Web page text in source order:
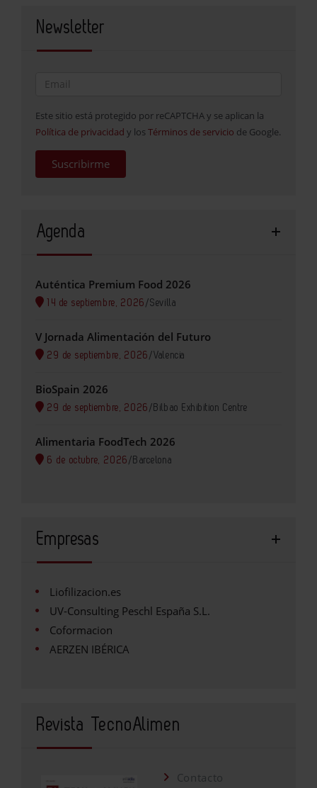
Newsletter
Este sitio está protegido por reCAPTCHA y se aplican la
Política de privacidad y los Términos de servicio de Google.
Suscribirme
Agenda
Auténtica Premium Food 2026
14 de septiembre, 2026 /Sevilla
V Jornada Alimentación del Futuro
29 de septiembre, 2026 /Valencia
BioSpain 2026
29 de septiembre, 2026 / Bilbao Exhibition Centre
Alimentaria FoodTech 2026
6 de octubre, 2026 / Barcelona
Empresas
Liofilizacion.es
UV-Consulting Peschl España S.L.
Coformacion
AERZEN IBÉRICA
Revista TecnoAlimen
Contacto